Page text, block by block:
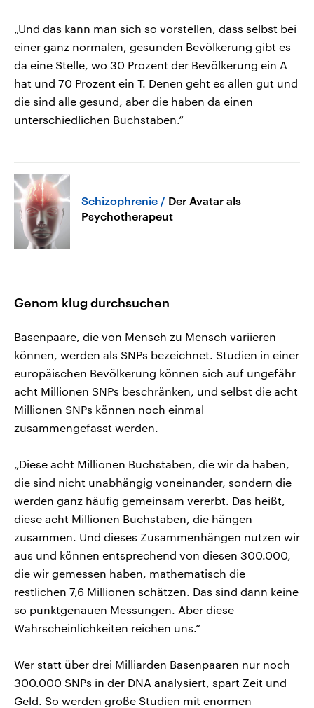
„Und das kann man sich so vorstellen, dass selbst bei
einer ganz normalen, gesunden Bevölkerung gibt es
da eine Stelle, wo 30 Prozent der Bevölkerung ein A
hat und 70 Prozent ein T. Denen geht es allen gut und
die sind alle gesund, aber die haben da einen
unterschiedlichen Buchstaben.“
Schizophrenie
Der Avatar als
Psychotherapeut
Genom klug durchsuchen
Basenpaare, die von Mensch zu Mensch variieren
können, werden als SNPs bezeichnet. Studien in einer
europäischen Bevölkerung können sich auf ungefähr
acht Millionen SNPs beschränken, und selbst die acht
Millionen SNPs können noch einmal
zusammengefasst werden.
„Diese acht Millionen Buchstaben, die wir da haben,
die sind nicht unabhängig voneinander, sondern die
werden ganz häufig gemeinsam vererbt. Das heißt,
diese acht Millionen Buchstaben, die hängen
zusammen. Und dieses Zusammenhängen nutzen wir
aus und können entsprechend von diesen 300.000,
die wir gemessen haben, mathematisch die
restlichen 7,6 Millionen schätzen. Das sind dann keine
so punktgenauen Messungen. Aber diese
Wahrscheinlichkeiten reichen uns.“
Wer statt über drei Milliarden Basenpaaren nur noch
300.000 SNPs in der DNA analysiert, spart Zeit und
Geld. So werden große Studien mit enormen